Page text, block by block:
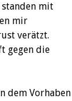
standen mit
mir
verätzt.
gegen die
dem Vorhaben